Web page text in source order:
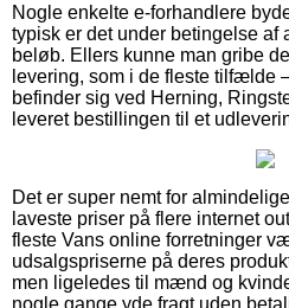
Nogle enkelte e-forhandlere
typisk er det under betingelse af
beløb. Ellers kunne man gribe
levering, som i de fleste tilfælde
befinder sig ved Herning,
leveret bestillingen til et
Det er super nemt for
laveste priser på flere internet
fleste Vans online forretninger
udsalgspriserne på deres
men ligeledes til mænd og
nogle gange yde fragt uden